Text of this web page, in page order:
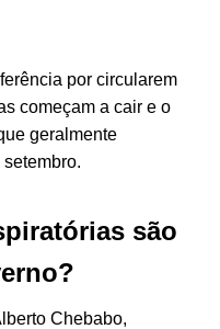
por circularem
começam a cair e o
geralmente
são
Chebabo,